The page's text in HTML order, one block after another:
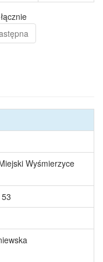
Wyśmierzyce